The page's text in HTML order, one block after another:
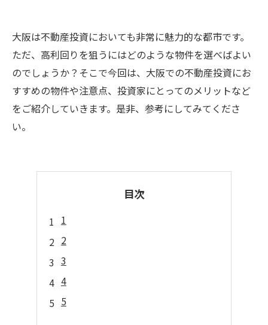
大阪は不動産投資においても非常に魅力的な都市です。
ただ、高利回りを狙うにはどのような物件を選べばよい
のでしょうか？そこで今回は、大阪での不動産投資にお
すすめの物件や注意点、投資家にとってのメリットなど
をご紹介していきます。是非、参考にしてみてくださ
い。
目次
1
2
3
4
5